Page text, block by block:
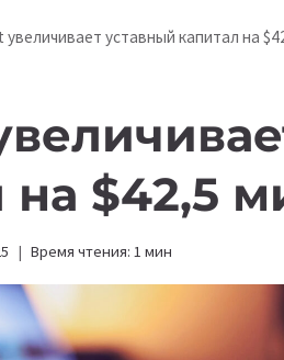
увеличивает уставный капитал на
на $42,5
Время чтения: 1 мин